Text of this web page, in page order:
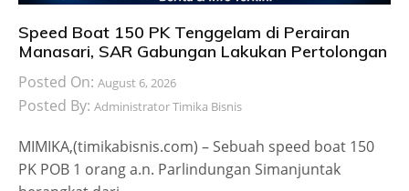
Speed Boat 150 PK Tenggelam di Perairan
Manasari, SAR Gabungan Lakukan Pertolongan
Posted On: August 6, 2026
Posted By: Administrator Timika Bisnis
MIMIKA,(timikabisnis.com) – Sebuah speed boat 150
PK POB 1 orang a.n. Parlindungan Simanjuntak